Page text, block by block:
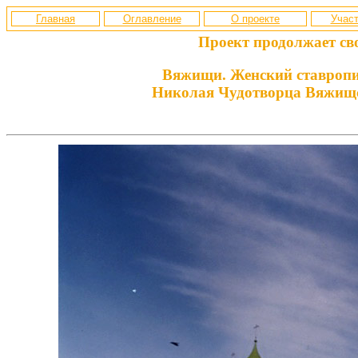
Главная Оглавление О проекте
Проект продолжает
Вяжищи. Женский
Николая Чудотворца